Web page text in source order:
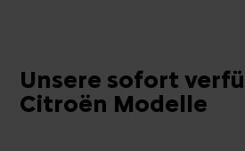
Unsere sofort
Citroën Modelle